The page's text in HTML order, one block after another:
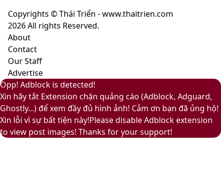
sự
nhã
nhặn
và
ấm
áp
Copyrights © Thái Triển - www.thaitrien.com
2026 All rights Reserved.
About
Contact
Our Staff
Advertise
Facebook
X
LinkedIn
YouTube
Google
Play
Facebook
Pinterest
Messenger
Messenger
Viber
Back
to
top
button
Close
Opp! Adblock is detected!
Xin hãy tắt Extension chặn quảng cáo (Adblock, Adguard,
Ghostly...) để xem đầy đủ hình ảnh! Cảm ơn bạn đã ủng hộ!
Xin lỗi vì sự bất tiện này!Please disable Adblock extension
to view post images! Thanks for your support!